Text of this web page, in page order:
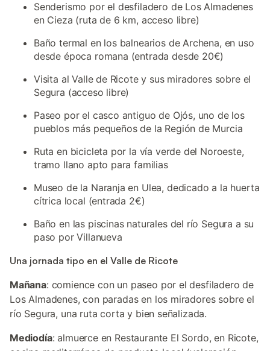
Senderismo por el desfiladero de Los Almadenes
en Cieza (ruta de 6 km, acceso libre)
Baño termal en los balnearios de Archena, en uso
desde época romana (entrada desde 20€)
Visita al Valle de Ricote y sus miradores sobre el
Segura (acceso libre)
Paseo por el casco antiguo de Ojós, uno de los
pueblos más pequeños de la Región de Murcia
Ruta en bicicleta por la vía verde del Noroeste,
tramo llano apto para familias
Museo de la Naranja en Ulea, dedicado a la huerta
cítrica local (entrada 2€)
Baño en las piscinas naturales del río Segura a su
paso por Villanueva
Una jornada tipo en el Valle de Ricote
Mañana: comience con un paseo por el desfiladero de
Los Almadenes, con paradas en los miradores sobre el
río Segura, una ruta corta y bien señalizada.
Mediodía: almuerce en Restaurante El Sordo, en Ricote,